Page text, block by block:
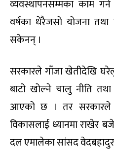
व्यवस्थापनसम्मका काम
वर्षका धेरैजसो योजना तथा
सकेनन् ।
सरकारले गाँजा खेतीदेखि घरेलु
बाटो खोल्ने चालु नीति
आएको छ । तर सरकारले
विकासलाई ध्यानमा राखेर
दल एमालेका सांसद